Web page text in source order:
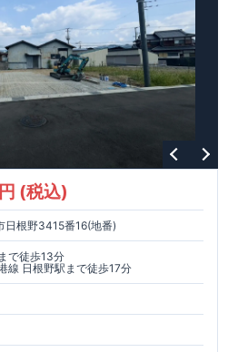
(税込)
日根野3415番16(地番)
で徒歩13分
線 日根野駅まで徒歩17分